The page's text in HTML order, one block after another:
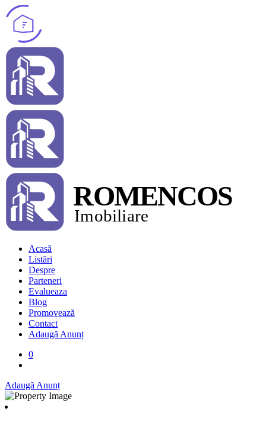
Acasă
Listări
Despre
Parteneri
Evalueaza
Blog
Promovează
Contact
Adaugă Anunț
0
Adaugă Anunț